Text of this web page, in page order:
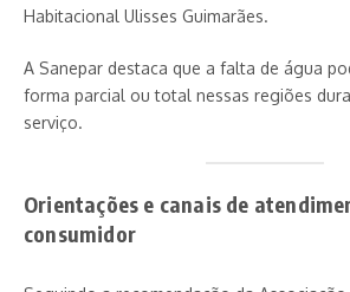
Habitacional Ulisses Guimarães.
A Sanepar destaca que a falta de água
forma parcial ou total nessas regiões
serviço.
Orientações e canais de
consumidor